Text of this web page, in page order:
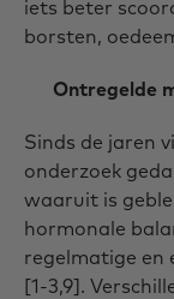
iets beter
borsten,
Ontregelde
Sinds de jaren
onderzoek
waaruit is
hormonale
regelmatige en
[1-3,9].